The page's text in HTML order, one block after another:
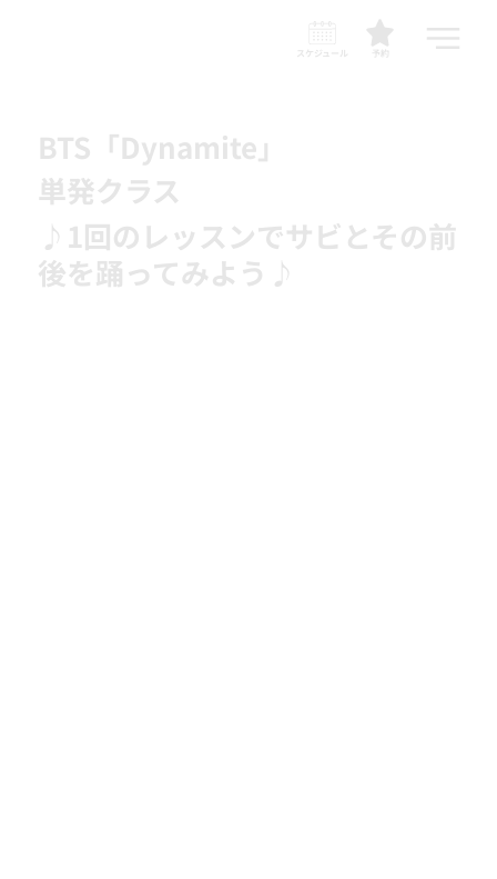
予約
スケジュール
BTS「Dynamite」
単発クラス
♪1回のレッスンでサビとその前
後を踊ってみよう♪